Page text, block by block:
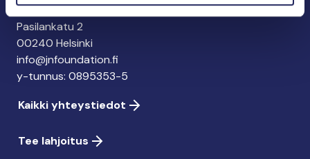
John Nurmisen Säätiö sr.
Pasilankatu 2
00240 Helsinki
info@jnfoundation.fi
y-tunnus: 0895353-5
Kaikki yhteystiedot
Tee lahjoitus